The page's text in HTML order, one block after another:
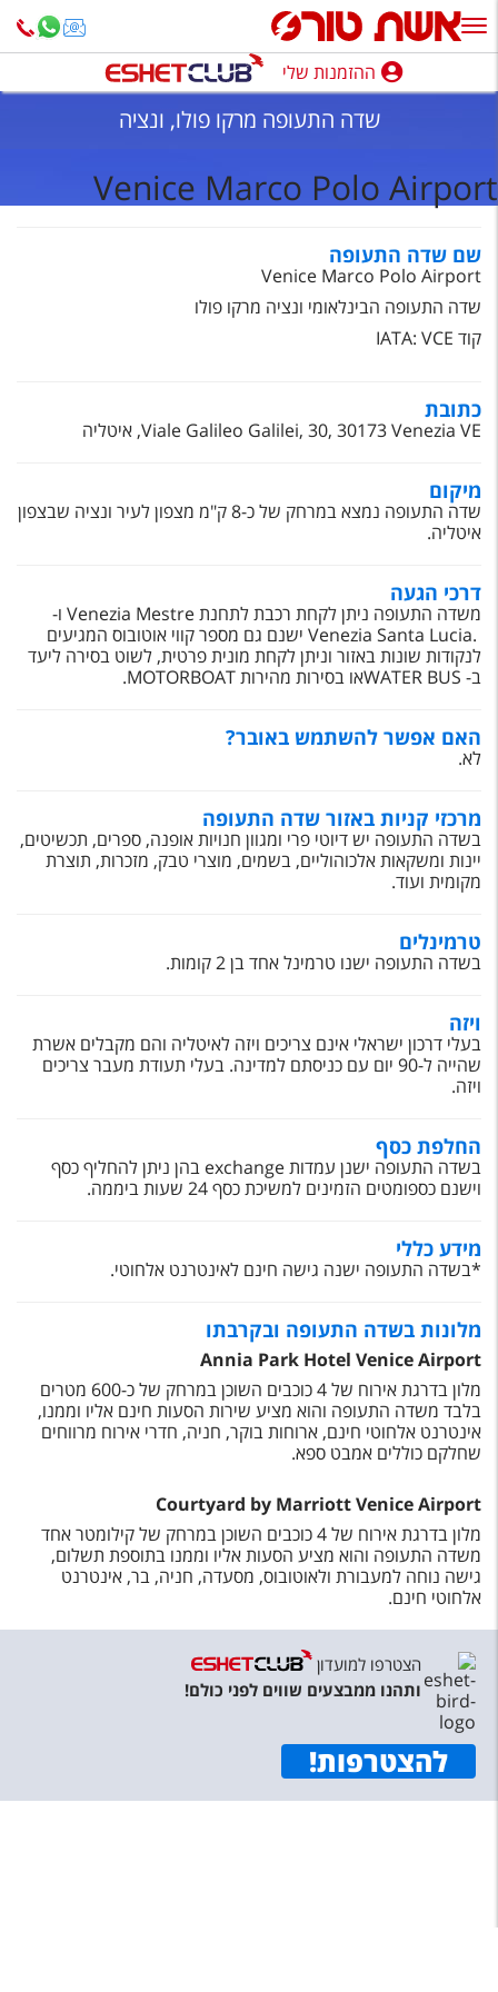
ההזמנות שלי
חופשה לפי סגנון
טיולים מאורגנים
סגנונות טיול
הרגע האחרון
טיסות לחו"ל
Русский
קרוז
מגזין אשת
שירות לקוחות
תקנון
נגישות
עקבו אחרינו
ההזמנות שלי
שדה התעופה מרקו פולו, ונציה
Venice Marco Polo Airport
שם שדה התעופה
Venice Marco Polo Airport
שדה התעופה הבינלאומי ונציה מרקו פולו
קוד IATA: VCE
כתובת
Viale Galileo Galilei, 30, 30173 Venezia VE, איטליה
מיקום
שדה התעופה נמצא במרחק של כ-8 ק"מ מצפון לעיר ונציה שבצפון
איטליה.
דרכי הגעה
משדה התעופה ניתן לקחת רכבת לתחנת Venezia Mestre
ו-
.Venezia Santa Lucia
ישנם גם מספר קווי אוטובוס המגיעים
לנקודות שונות באזור וניתן לקחת מונית פרטית, לשוט בסירה ליעד
ב-
או בסירות מהירותMOTORBOAT
.
האם אפשר להשתמש באובר?
לא.
מרכזי קניות באזור שדה התעופה
בשדה התעופה יש דיוטי פרי ומגוון חנויות אופנה, ספרים, תכשיטים,
יינות ומשקאות אלכוהוליים, בשמים, מוצרי טבק, מזכרות, תוצרת
מקומית ועוד.
טרמינלים
בשדה התעופה ישנו טרמינל אחד בן 2 קומות.
ויזה
בעלי דרכון ישראלי אינם צריכים ויזה לאיטליה והם מקבלים אשרת
שהייה ל-90 יום עם כניסתם למדינה. בעלי תעודת מעבר צריכים
ויזה.
החלפת כסף
בשדה התעופה ישנן עמדות exchange בהן ניתן להחליף כסף
וישנם כספומטים הזמינים למשיכת כסף 24 שעות ביממה.
מידע כללי
*בשדה התעופה ישנה גישה חינם לאינטרנט אלחוטי.
מלונות בשדה התעופה ובקרבתו
Annia Park Hotel Venice Airport
מלון בדרגת אירוח של 4 כוכבים השוכן במרחק של כ-600 מטרים
בלבד משדה התעופה והוא מציע שירות הסעות חינם אליו וממנו,
אינטרנט אלחוטי חינם, ארוחות בוקר, חניה, חדרי אירוח מרווחים
שחלקם כוללים אמבט ספא.
Courtyard by Marriott Venice Airport
מלון בדרגת אירוח של 4 כוכבים השוכן במרחק של קילומטר אחד
משדה התעופה והוא מציע הסעות אליו וממנו בתוספת תשלום,
גישה נוחה למעבורת ולאוטובוס, מסעדה, חניה, בר, אינטרנט
אלחוטי חינם.
הצטרפו למועדון
ותהנו ממבצעים שווים לפני כולם!
להצטרפות!